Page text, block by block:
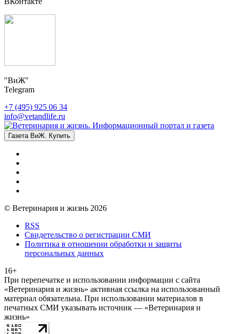
"ВиЖ"
Telegram
+7 (495) 925 06 34
info@vetandlife.ru
Газета ВиЖ. Купить
© Ветеринария и жизнь 2026
RSS
Свидетельство о регистрации СМИ
Политика в отношении обработки и защиты
персональных данных
16+
При перепечатке и использовании информации с сайта
«Ветеринария и жизнь» активная ссылка на использованный
материал обязательна. При использовании материалов в
печатных СМИ указывать источник — «Ветеринария и
жизнь»